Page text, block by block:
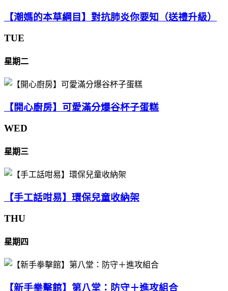
【潮媽的本草綱目】對抗肺炎你要知（送禮升級）
TUE
星期二
【開心廚房】可愛滿分爆谷杯子蛋糕
WED
星期三
【手工話咁易】環保兒童收納架
THU
星期四
【新手拳擊館】第八堂：防守＋進攻組合